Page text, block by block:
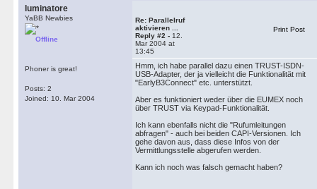
luminatore
YaBB Newbies
Offline
Phoner is great!
Posts: 2
Joined: 10. Mar 2004
Re: Parallelruf
aktivieren ...
Reply #2 - 12.
Mar 2004 at
13:45
Print Post
Hmm, ich habe parallel dazu einen TRUST-ISDN-
USB-Adapter, der ja vielleicht die Funktionalität mit
"EarlyB3Connect" etc. unterstützt.
Aber es funktioniert weder über die EUMEX noch
über TRUST via Keypad-Funktionalität.
Ich kann ebenfalls nicht die "Rufumleitungen
abfragen" - auch bei beiden CAPI-Versionen. Ich
gehe davon aus, dass diese Infos von der
Vermittlungsstelle abgerufen werden.
Kann ich noch was falsch gemacht haben?